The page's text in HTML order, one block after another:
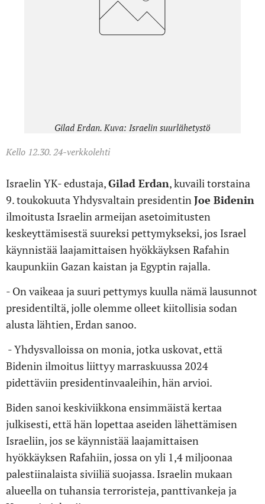
Gilad Erdan. Kuva: Israelin suurlähetystö
Kello 12.30. 24-verkkolehti
Israelin YK- edustaja,Gilad Erdan, kuvaili torstaina
9. toukokuuta Yhdysvaltain presidentinJoe Bidenin
ilmoitusta Israelin armeijan asetoimitusten
keskeyttämisestä suureksi pettymykseksi, jos Israel
käynnistää laajamittaisen hyökkäyksen Rafahin
kaupunkiin Gazan kaistan ja Egyptin rajalla.
- On vaikeaa ja suuri pettymys kuulla nämä lausunnot
presidentiltä, jolle olemme olleet kiitollisia sodan
alusta lähtien, Erdan sanoo.
- Yhdysvalloissa on monia, jotka uskovat, että
Bidenin ilmoitus liittyy marraskuussa 2024
pidettäviin presidentinvaaleihin, hän arvioi.
Biden sanoi keskiviikkona ensimmäistä kertaa
julkisesti, että hän lopettaa aseiden lähettämisen
Israeliin, jos se käynnistää laajamittaisen
hyökkäyksen Rafahiin, jossa on yli 1,4 miljoonaa
palestiinalaista siviiliä suojassa. Israelin mukaan
alueella on tuhansia terroristeja, panttivankeja ja